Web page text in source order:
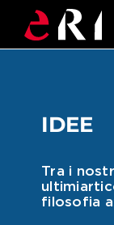
IDEE
Tra i
ultimi
filosofia